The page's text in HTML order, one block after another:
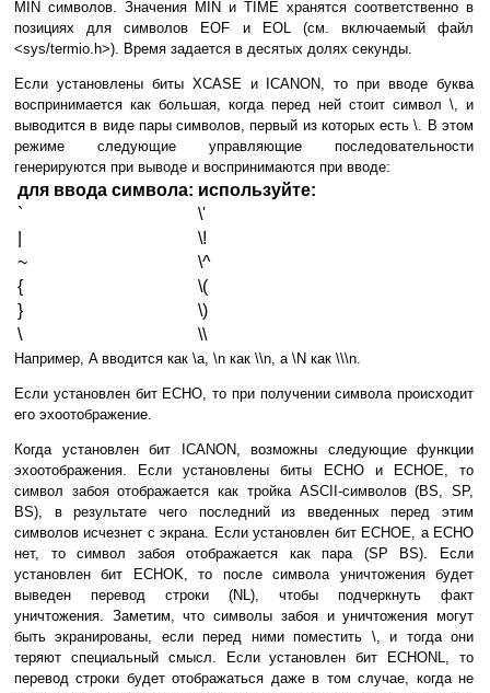
MIN символов. Значения MIN и TIME хранятся соответственно в
позициях для символов EOF и EOL (см. включаемый файл
<sys/termio.h>). Время задается в десятых долях секунды.
Если установлены биты XCASE и ICANON, то при вводе буква
воспринимается как большая, когда перед ней стоит символ \, и
выводится в виде пары символов, первый из которых есть \. В этом
режиме следующие управляющие последовательности
генерируются при выводе и воспринимаются при вводе:
для ввода символа: используйте:
`
\'
\!
~
\^
{
\(
}
\)
\
\\
Например, A вводится как \a, \n как \\n, а \N как \\\n.
Если установлен бит ECHO, то при получении символа происходит
его эхоотображение.
Когда установлен бит ICANON, возможны следующие функции
эхоотображения. Если установлены биты ECHO и ECHOE, то
символ забоя отображается как тройка ASCII-символов (BS, SP,
BS), в результате чего последний из введенных перед этим
символов исчезнет с экрана. Если установлен бит ECHOE, а ECHO
нет, то символ забоя отображается как пара (SP BS). Если
установлен бит ECHOK, то после символа уничтожения будет
выведен перевод строки (NL), чтобы подчеркнуть факт
уничтожения. Заметим, что символы забоя и уничтожения могут
быть экранированы, если перед ними поместить \, и тогда они
теряют специальный смысл. Если установлен бит ECHONL, то
перевод строки будет отображаться даже в том случае, когда не